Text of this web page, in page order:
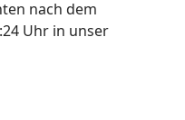
nach dem
Uhr in unser